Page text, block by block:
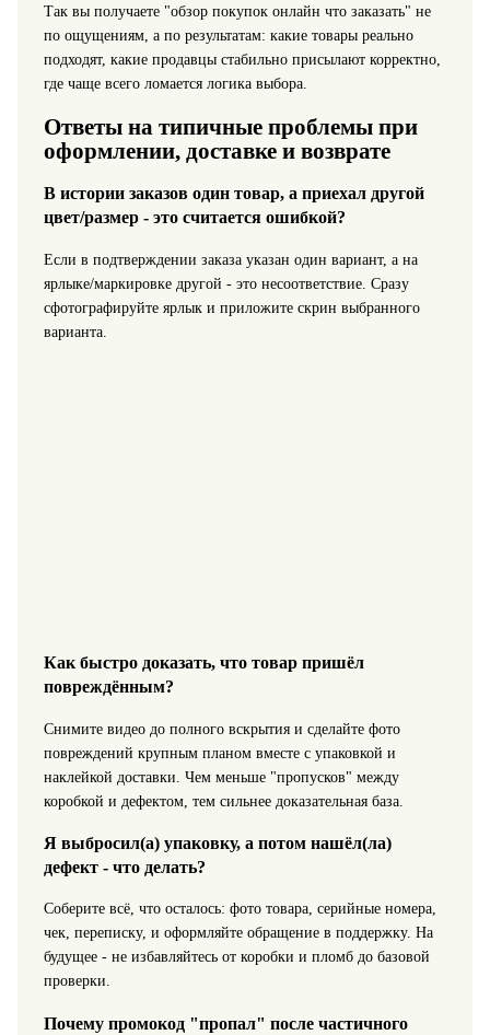
Так вы получаете "обзор покупок онлайн что заказать" не
по ощущениям, а по результатам: какие товары реально
подходят, какие продавцы стабильно присылают корректно,
где чаще всего ломается логика выбора.
Ответы на типичные проблемы при
оформлении, доставке и возврате
В истории заказов один товар, а приехал другой
цвет/размер - это считается ошибкой?
Если в подтверждении заказа указан один вариант, а на
ярлыке/маркировке другой - это несоответствие. Сразу
сфотографируйте ярлык и приложите скрин выбранного
варианта.
Как быстро доказать, что товар пришёл
повреждённым?
Снимите видео до полного вскрытия и сделайте фото
повреждений крупным планом вместе с упаковкой и
наклейкой доставки. Чем меньше "пропусков" между
коробкой и дефектом, тем сильнее доказательная база.
Я выбросил(а) упаковку, а потом нашёл(ла)
дефект - что делать?
Соберите всё, что осталось: фото товара, серийные номера,
чек, переписку, и оформляйте обращение в поддержку. На
будущее - не избавляйтесь от коробки и пломб до базовой
проверки.
Почему промокод "пропал" после частичного